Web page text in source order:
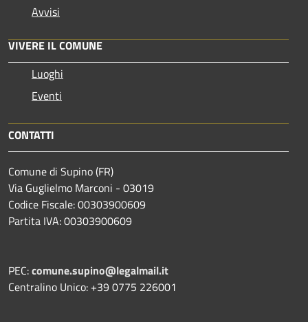
Avvisi
VIVERE IL COMUNE
Luoghi
Eventi
CONTATTI
Comune di Supino (FR)
Via Guglielmo Marconi - 03019
Codice Fiscale: 00303900609
Partita IVA: 00303900609
PEC:comune.supino@legalmail.it
Centralino Unico: +39 0775 226001